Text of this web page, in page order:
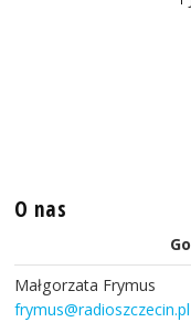
O nas
Małgorzata Frymus
frymus@radioszczecin.pl